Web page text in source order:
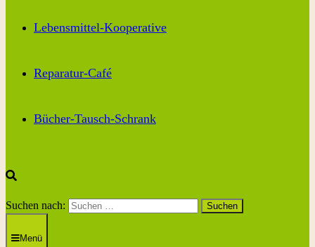
Lebensmittel-Kooperative
Reparatur-Café
Bücher-Tausch-Schrank
Suchen nach:
Menü